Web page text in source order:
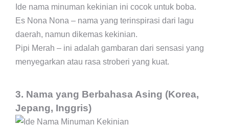
Ide nama minuman kekinian ini cocok untuk boba.
Es Nona Nona – nama yang terinspirasi dari lagu
daerah, namun dikemas kekinian.
Pipi Merah – ini adalah gambaran dari sensasi yang
menyegarkan atau rasa stroberi yang kuat.
3. Nama yang Berbahasa Asing (Korea,
Jepang, Inggris)